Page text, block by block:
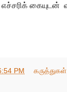
கையுடன்
PM